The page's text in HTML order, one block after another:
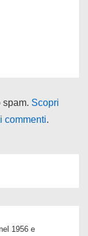
spam. Scopri
commenti.
1956 e